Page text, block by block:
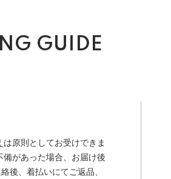
GUIDE
原則としてお受けできま
があった場合、お届け後
後、着払いにてご返品、